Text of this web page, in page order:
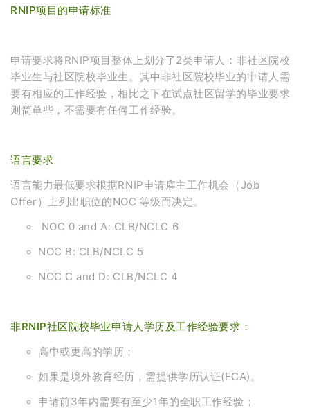
RNIP项目的申请标准
申请要求将RNIP项目整体上划分了2类申请人：非社区院校
毕业生与社区院校毕业生。其中非社区院校毕业的申请人需
要有相应的工作经验，相比之下在试点社区留学的毕业要求
则简单些，不需要有任何工作经验。
语言要求
语言能力最低要求根据RNIP申请雇主工作机会（Job
Offer）上列出职位的NOC 等级而决定。
NOC 0 and A: CLB/NCLC 6
NOC B: CLB/NCLC 5
NOC C and D: CLB/NCLC 4
非RNIP社区院校毕业申请人学历及工作经验要求：
高中或更高的学历；
如果是境外教育经历，需提供学历认证(ECA)。
申请前3年内需要有至少1年的全职工作经验；